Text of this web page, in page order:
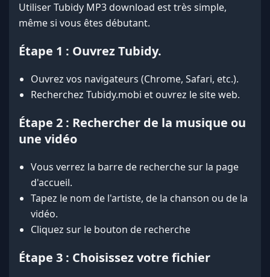
Utiliser Tubidy MP3 download est très simple,
même si vous êtes débutant.
Étape 1 : Ouvrez Tubidy.
Ouvrez vos navigateurs (Chrome, Safari, etc.).
Recherchez Tubidy.mobi et ouvrez le site web.
Étape 2 : Rechercher de la musique ou
une vidéo
Vous verrez la barre de recherche sur la page
d'accueil.
Tapez le nom de l'artiste, de la chanson ou de la
vidéo.
Cliquez sur le bouton de recherche
Étape 3 : Choisissez votre fichier